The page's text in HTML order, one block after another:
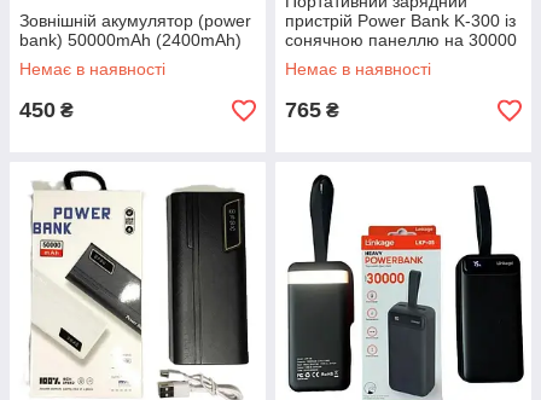
Зовнішній акумулятор (power
bank) 50000mAh (2400mAh)
Немає в наявності
450 ₴
пристрій Power Bank K-300 із
сонячною панеллю на 30000
mAh
Немає в наявності
765 ₴